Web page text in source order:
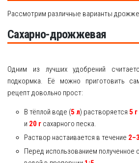
Рассмотрим различные варианты
Сахарно-дрожжевая
Одним из лучших удобрений
подкормка. Её можно приготовить
рецепт довольно прост:
В тёплой воде (5 л) растворяется 5 г
и 20 гсахарного песка.
Раствор настаивается в течение
Перед использованием полученное